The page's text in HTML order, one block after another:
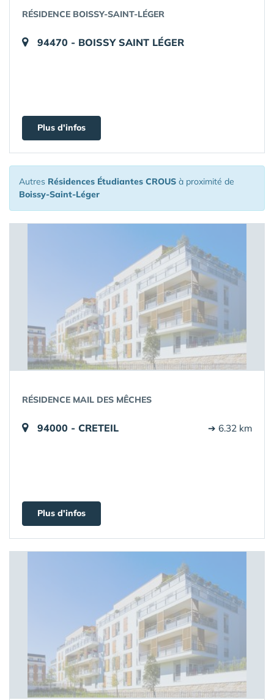
RÉSIDENCE BOISSY-SAINT-LÉGER
94470 - BOISSY SAINT LÉGER
Plus d'infos
Autres Résidences Étudiantes CROUS à proximité de
Boissy-Saint-Léger
RÉSIDENCE MAIL DES MÊCHES
94000 - CRETEIL ➔ 6.32 km
Plus d'infos